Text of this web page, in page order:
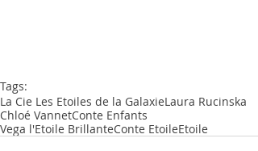
Tags:
La Cie Les Etoiles de la GalaxieLaura Rucinska
Chloé VannetConte Enfants
Vega l'Etoile BrillanteConte EtoileEtoile